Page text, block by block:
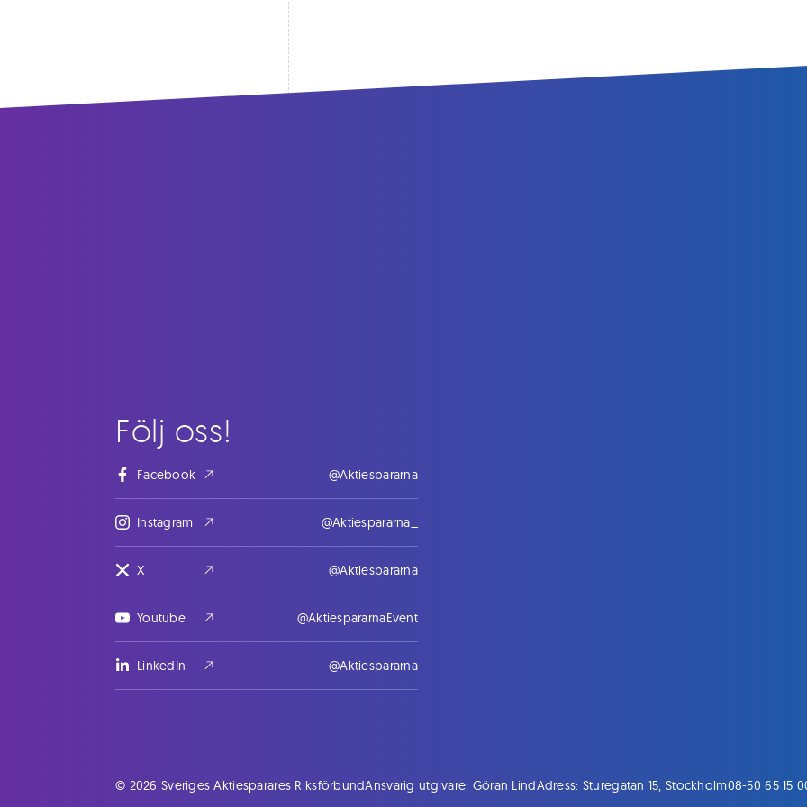
Följ oss!
Facebook @Aktiespararna
Instagram @Aktiespararna_
X @Aktiespararna
Youtube @AktiespararnaEvent
LinkedIn @Aktiespararna
© 2026 Sveriges Aktiesparares RiksförbundAnsvarig utgivare: Göran LindAdress: Sturegatan 15, Stockholm08-50 65 15